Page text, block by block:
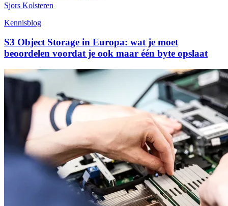
Sjors Kolsteren
Kennisblog
S3 Object Storage in Europa: wat je moet
beoordelen voordat je ook maar één byte opslaat